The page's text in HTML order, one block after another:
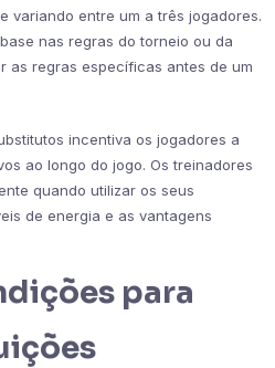
variando entre um a três jogadores.
nas regras do torneio ou da
as regras específicas antes de um
incentiva os jogadores a
ao longo do jogo. Os treinadores
quando utilizar os seus
de energia e as vantagens
para